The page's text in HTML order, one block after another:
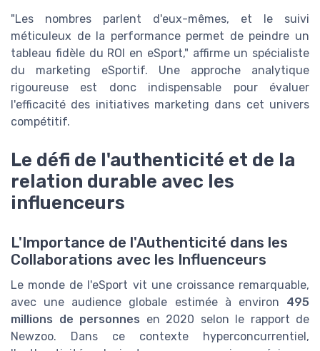
"Les nombres parlent d'eux-mêmes, et le suivi
méticuleux de la performance permet de peindre un
tableau fidèle du ROI en eSport," affirme un spécialiste
du marketing eSportif. Une approche analytique
rigoureuse est donc indispensable pour évaluer
l'efficacité des initiatives marketing dans cet univers
compétitif.
Le défi de l'authenticité et de la
relation durable avec les
influenceurs
L'Importance de l'Authenticité dans les
Collaborations avec les Influenceurs
Le monde de l'eSport vit une croissance remarquable,
avec une audience globale estimée à environ 495
millions de personnes en 2020 selon le rapport de
Newzoo. Dans ce contexte hyperconcurrentiel,